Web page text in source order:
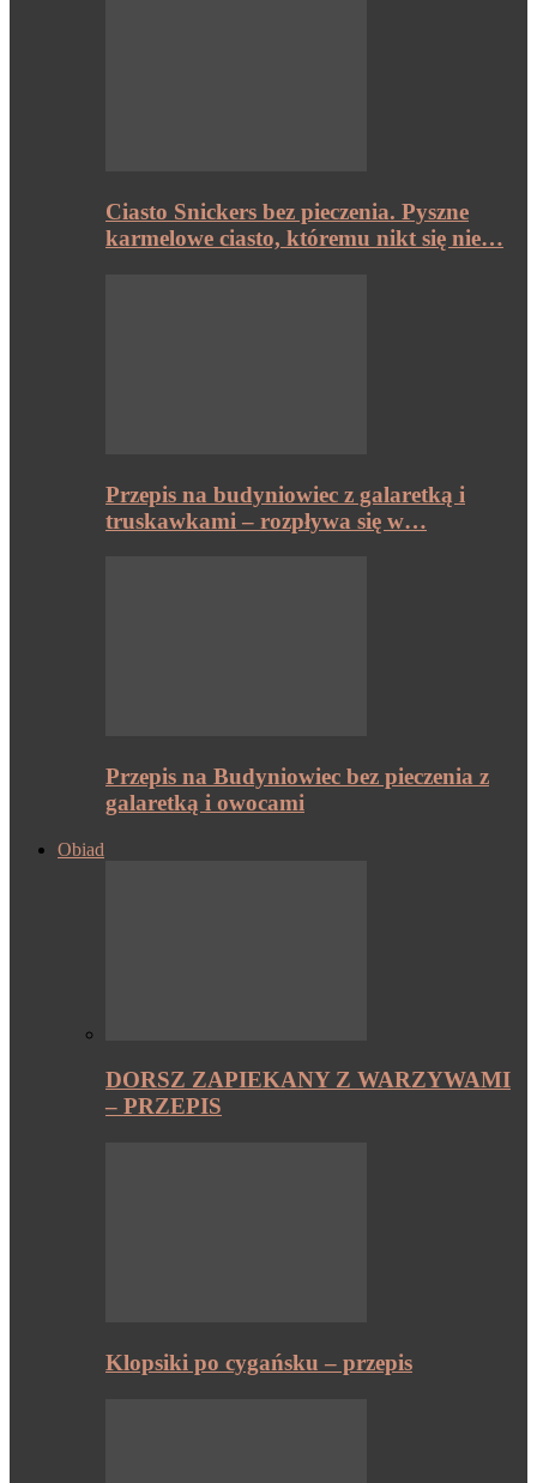
Ciasto Snickers bez pieczenia. Pyszne
karmelowe ciasto, któremu nikt się nie…
Przepis na budyniowiec z galaretką i
truskawkami – rozpływa się w…
Przepis na Budyniowiec bez pieczenia z
galaretką i owocami
Obiad
DORSZ ZAPIEKANY Z WARZYWAMI
– PRZEPIS
Klopsiki po cygańsku – przepis